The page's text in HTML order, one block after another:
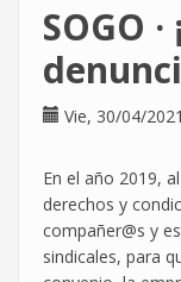
sobre
el
la
del
SOGO
Vie, 30/04/
En el año 2019,
derechos y
compañer@s y
sindicales, para